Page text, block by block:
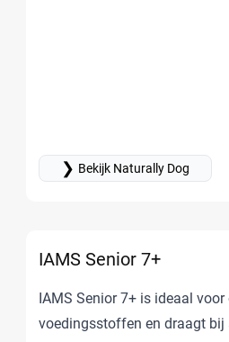
❯ Bekijk Naturally Dog
IAMS Senior 7+
IAMS Senior 7+ is ideaal
voedingsstoffen en draagt bij